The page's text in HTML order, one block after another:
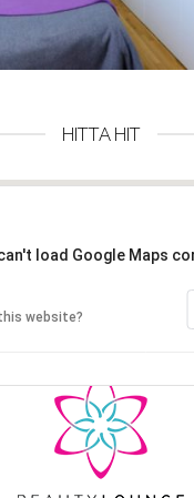
HITTA HIT
load Google Maps
website?